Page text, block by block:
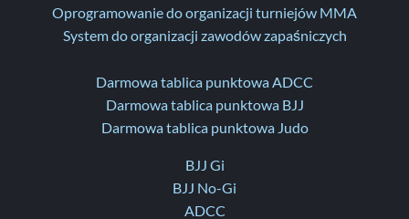
Oprogramowanie do organizacji turniejów MMA
System do organizacji zawodów zapaśniczych
Darmowa tablica punktowa ADCC
Darmowa tablica punktowa BJJ
Darmowa tablica punktowa Judo
BJJ Gi
BJJ No-Gi
ADCC